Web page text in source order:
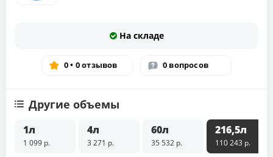
На складе
0 • 0 отзывов 0 вопросов
Другие объемы
1л
1 099 р.
4л
3 271 р.
60л
35 532 р.
216,5л
110 243 р.